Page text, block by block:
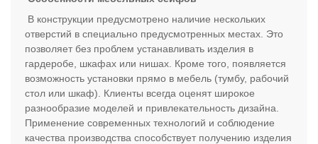
В конструкции предусмотрено наличие нескольких
отверстий в специально предусмотренных местах. Это
позволяет без проблем устанавливать изделия в
гардеробе, шкафах или нишах. Кроме того, появляется
возможность установки прямо в мебель (тумбу, рабочий
стол или шкаф). Клиенты всегда оценят широкое
разнообразие моделей и привлекательность дизайна.
Применение современных технологий и соблюдение
качества производства способствует получению изделия